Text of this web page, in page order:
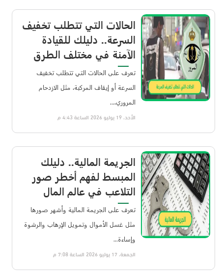
الحالات التي تتطلب تخفيف
السرعة.. دليلك للقيادة
الآمنة في مختلف الطرق
تعرف على الحالات التي تتطلب تخفيف
السرعة أو إيقاف المركبة، مثل الازدحام
المروري،...
الأحد، 19 يوليو 2026 الساعة 4:43 م
الجريمة المالية.. دليلك
المبسط لفهم أخطر صور
التلاعب في عالم المال
تعرف على الجريمة المالية وأشهر صورها
مثل غسل الأموال وتمويل الإرهاب والرشوة
وإساءة...
الجمعة، 17 يوليو 2026 الساعة 7:08 م